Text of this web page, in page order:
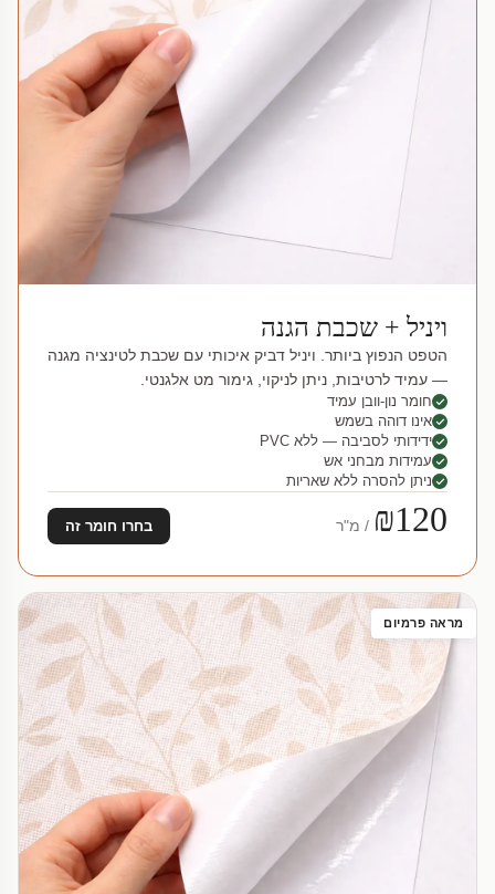
ויניל + שכבת הגנה
הטפט הנפוץ ביותר. ויניל דביק איכותי עם שכבת לטינציה מגנה
— עמיד לרטיבות, ניתן לניקוי, גימור מט אלגנטי.
חומר נון-וובן עמיד
אינו דוהה בשמש
ידידותי לסביבה — ללא PVC
עמידות מבחני אש
ניתן להסרה ללא שאריות
₪120 / מ"ר בחרו חומר זה
מראה פרמיום